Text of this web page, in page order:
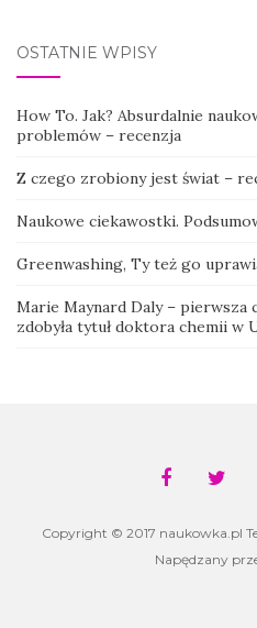
OSTATNIE WPISY
How To. Jak? Absurdalnie
problemów – recenzja
Z czego zrobiony jest świat –
Naukowe ciekawostki.
Greenwashing, Ty też go
Marie Maynard Daly –
zdobyła tytuł doktora chemii w
Copyright © 2017 naukowka.pl
Napędzany